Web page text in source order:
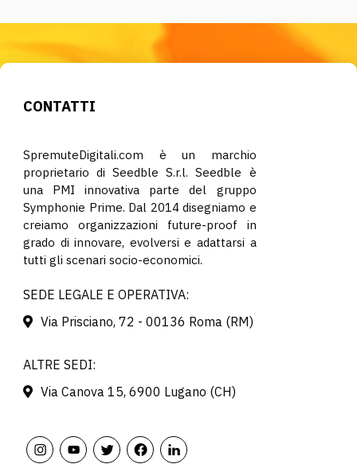
CONTATTI
SpremuteDigitali.com è un marchio
proprietario di Seedble S.r.l. Seedble è
una PMI innovativa parte del gruppo
Symphonie Prime. Dal 2014 disegniamo e
creiamo organizzazioni future-proof in
grado di innovare, evolversi e adattarsi a
tutti gli scenari socio-economici.
SEDE LEGALE E OPERATIVA:
Via Prisciano, 72 - 00136 Roma (RM)
ALTRE SEDI:
Via Canova 15, 6900 Lugano (CH)